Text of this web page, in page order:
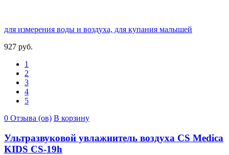
для измерения воды и воздуха, для купания малышей
927 руб.
1
2
3
4
5
0 Отзыва (ов) В корзину
Ультразвуковой увлажнитель воздуха CS Medica
KIDS CS-19h